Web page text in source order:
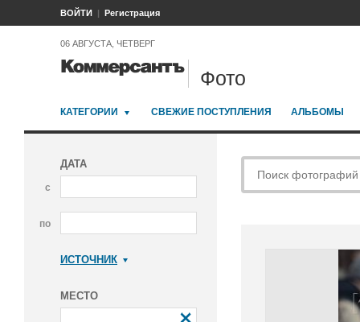
ВОЙТИ Регистрация
06 АВГУСТА, ЧЕТВЕРГ
Фото
КАТЕГОРИИ СВЕЖИЕ ПОСТУПЛЕНИЯ АЛЬБОМЫ
ДАТА
с
по
ИСТОЧНИК
МЕСТО